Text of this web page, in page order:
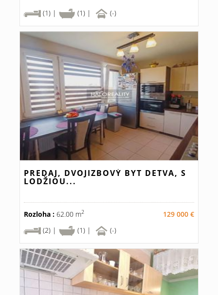
(1) |
(1) | (-)
PREDAJ, DVOJIZBOVÝ BYT DETVA, S
LODŽIOU...
Rozloha : 62.00 m2
129 000 €
(2) |
(1) | (-)